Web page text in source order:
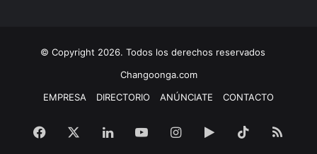
© Copyright 2026. Todos los derechos reservados
Changoonga.com
EMPRESA
DIRECTORIO ANÚNCIATE CONTACTO
Facebook LinkedInYouTubeInstagram
Google TikTokRSS